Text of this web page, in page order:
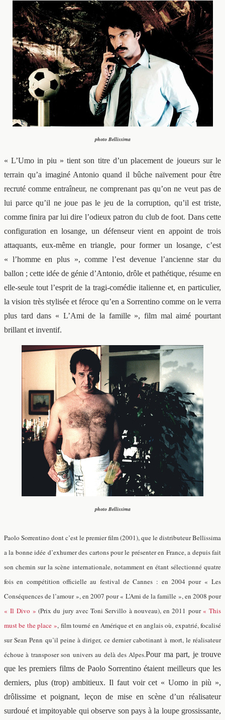
photo Bellissima
« L’Umo in piu » tient son titre d’un placement de joueurs sur le
terrain qu’a imaginé Antonio quand il bûche naïvement pour être
recruté comme entraîneur, ne comprenant pas qu’on ne veut pas de
lui parce qu’il ne joue pas le jeu de la corruption, qu’il est triste,
comme finira par lui dire l’odieux patron du club de foot. Dans cette
configuration en losange, un défenseur vient en appoint de trois
attaquants, eux-même en triangle, pour former un losange, c’est
« l’homme en plus », comme l’est devenue l’ancienne star du
ballon ; cette idée de génie d’Antonio, drôle et pathétique, résume en
elle-seule tout l’esprit de la tragi-comédie italienne et, en particulier,
la vision très stylisée et féroce qu’en a Sorrentino comme on le verra
plus tard dans « L’Ami de la famille », film mal aimé pourtant
brillant et inventif.
photo Bellissima
Paolo Sorrentino dont c’est le premier film (2001), que le distributeur Bellissima
a la bonne idée d’exhumer des cartons pour le présenter en France, a depuis fait
son chemin sur la scène internationale, notamment en étant sélectionné quatre
fois en compétition officielle au festival de Cannes : en 2004 pour « Les
Conséquences de l’amour », en 2007 pour « L’Ami de la famille », en 2008 pour
« Il Divo » (Prix du jury avec Toni Servillo à nouveau), en 2011 pour « This
must be the place », film tourné en Amérique et en anglais où, expatrié, focalisé
sur Sean Penn qu’il peine à diriger, ce dernier cabotinant à mort, le réalisateur
échoue à transposer son univers au delà des Alpes.Pour ma part, je trouve
que les premiers films de Paolo Sorrentino étaient meilleurs que les
derniers, plus (trop) ambitieux. Il faut voir cet « Uomo in più »,
drôlissime et poignant, leçon de mise en scène d’un réalisateur
surdoué et impitoyable qui observe son pays à la loupe grossissante,